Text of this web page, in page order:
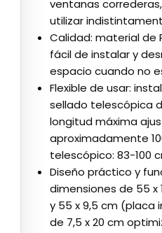
ventanas
utilizar
Calidad: material de
fácil de instalar y
espacio cuando no
Flexible de usar:
sellado telescópica
longitud máxima
aproximadamente
telescópico: 83-100
Diseño práctico y
dimensiones de 55
y 55 x 9,5 cm (placa
de 7,5 x 20 cm